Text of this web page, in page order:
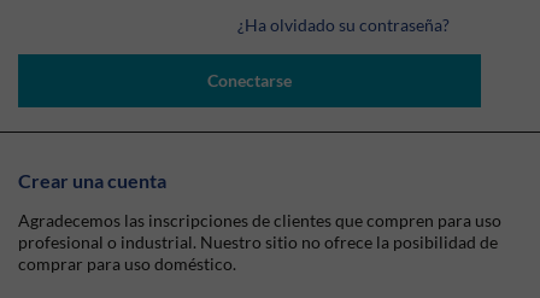
¿Ha olvidado su contraseña?
Conectarse
Crear una cuenta
Agradecemos las inscripciones de clientes que compren para uso
profesional o industrial. Nuestro sitio no ofrece la posibilidad de
comprar para uso doméstico.